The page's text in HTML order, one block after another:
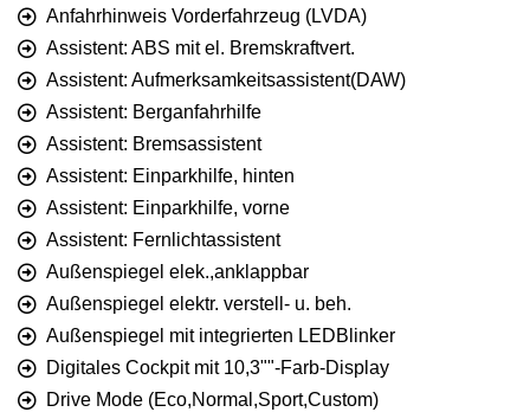
Anfahrhinweis Vorderfahrzeug (LVDA)
Assistent: ABS mit el. Bremskraftvert.
Assistent: Aufmerksamkeitsassistent(DAW)
Assistent: Berganfahrhilfe
Assistent: Bremsassistent
Assistent: Einparkhilfe, hinten
Assistent: Einparkhilfe, vorne
Assistent: Fernlichtassistent
Außenspiegel elek.,anklappbar
Außenspiegel elektr. verstell- u. beh.
Außenspiegel mit integrierten LEDBlinker
Digitales Cockpit mit 10,3""-Farb-Display
Drive Mode (Eco,Normal,Sport,Custom)